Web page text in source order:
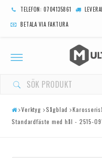
TELEFON: 0704135861
BETALA VIA FAKTURA
Toggle
Verktyg Sågblad
Standardfäste med hål - 2515-